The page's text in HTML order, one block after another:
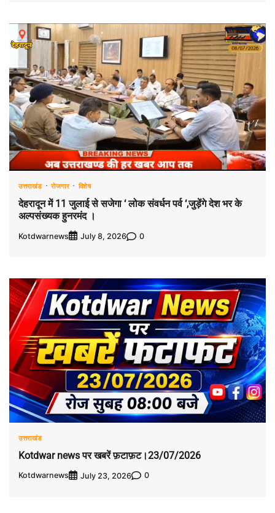
उत्तराखंड रोजगार विशेष
देहरादून में 11 जुलाई से सजेगा ‘ लोक संवर्धन पर्व ‘,जुड़ेंगे देश भर के
अल्पसंख्यक हुनरमंद ।
Kotdwarnews July 8, 2026 0
उत्तराखंड
Kotdwar news पर खबरें फ़टाफ़ट।23/07/2026
Kotdwarnews July 23, 2026 0